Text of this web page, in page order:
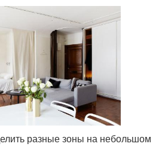
разные зоны на небольшом